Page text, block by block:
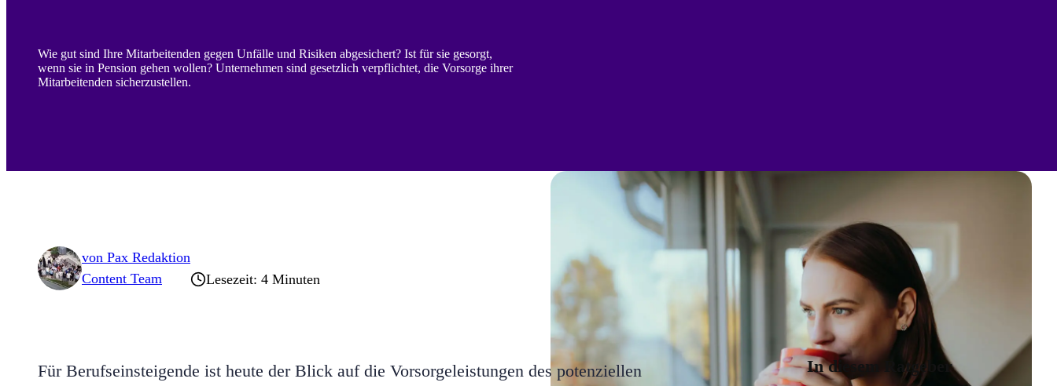
Wie gut sind Ihre Mitarbeitenden gegen Unfälle und Risiken abgesichert? Ist für sie gesorgt,
wenn sie in Pension gehen wollen? Unternehmen sind gesetzlich verpflichtet, die Vorsorge ihrer
Mitarbeitenden sicherzustellen.
von Pax Redaktion
Content Team
Lesezeit: 4 Minuten
Für Berufseinsteigende ist heute der Blick auf die Vorsorgeleistungen des potenziellen
In diesem Ratgeber